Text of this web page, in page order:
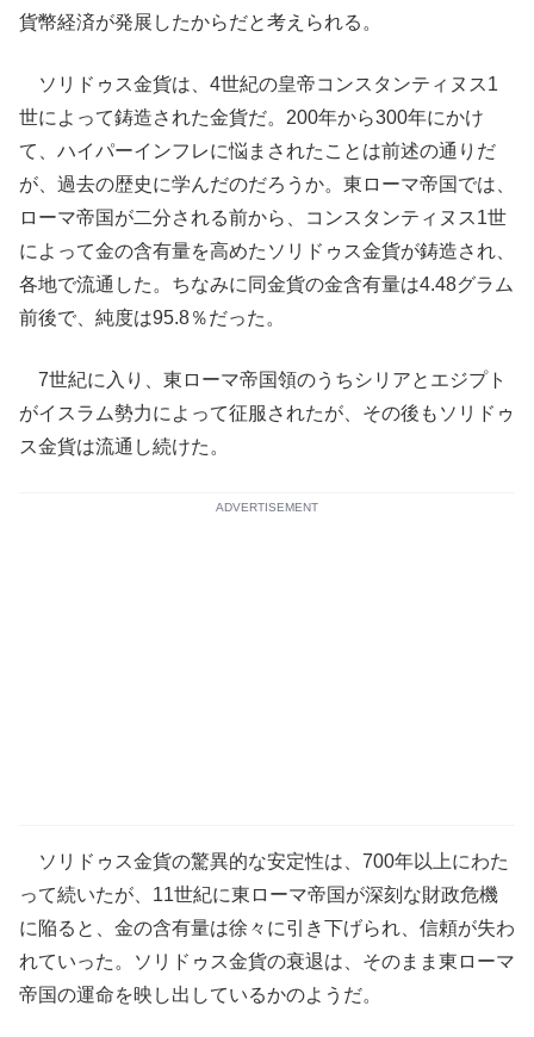
貨幣経済が発展したからだと考えられる。
ソリドゥス金貨は、4世紀の皇帝コンスタンティヌス1
世によって鋳造された金貨だ。200年から300年にかけ
て、ハイパーインフレに悩まされたことは前述の通りだ
が、過去の歴史に学んだのだろうか。東ローマ帝国では、
ローマ帝国が二分される前から、コンスタンティヌス1世
によって金の含有量を高めたソリドゥス金貨が鋳造され、
各地で流通した。ちなみに同金貨の金含有量は4.48グラム
前後で、純度は95.8％だった。
7世紀に入り、東ローマ帝国領のうちシリアとエジプト
がイスラム勢力によって征服されたが、その後もソリドゥ
ス金貨は流通し続けた。
ADVERTISEMENT
ソリドゥス金貨の驚異的な安定性は、700年以上にわた
って続いたが、11世紀に東ローマ帝国が深刻な財政危機
に陥ると、金の含有量は徐々に引き下げられ、信頼が失わ
れていった。ソリドゥス金貨の衰退は、そのまま東ローマ
帝国の運命を映し出しているかのようだ。